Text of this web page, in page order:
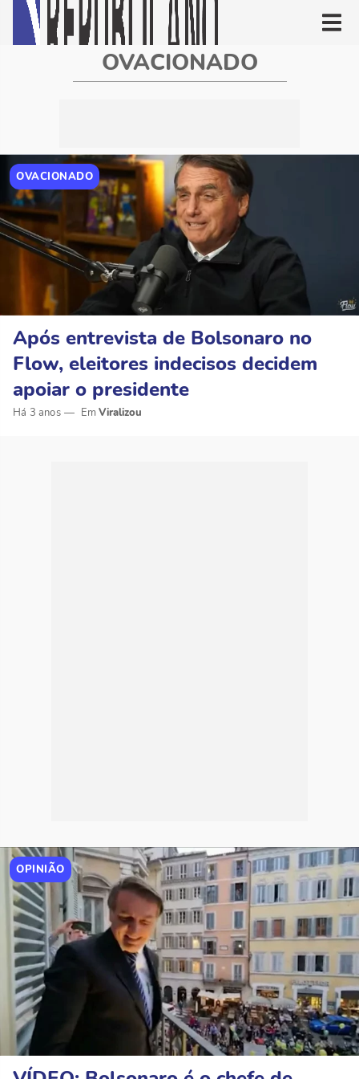
OVACIONADO
OVACIONADO
Após entrevista de Bolsonaro no
Flow, eleitores indecisos decidem
apoiar o presidente
Há 3 anos Viralizou
OPINIÃO